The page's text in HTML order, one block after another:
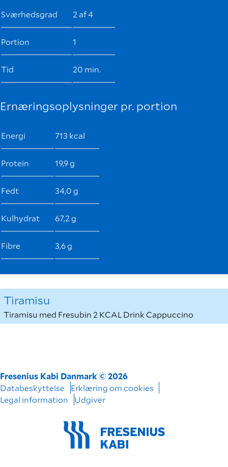
Sværhedsgrad 2 af 4
Portion 1
Tid 20 min.
Ernæringsoplysninger pr. portion
Energi 713 kcal
Protein 19,9 g
Fedt 34,0 g
Kulhydrat 67,2 g
Fibre 3,6 g
Tiramisu
Tiramisu med Fresubin 2 KCAL Drink Cappuccino
Fresenius Kabi Danmark © 2026
Databeskyttelse
Erklæring om cookies
Legal information
Udgiver